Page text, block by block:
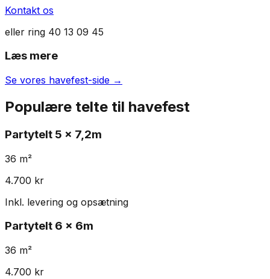
Kontakt os
eller ring 40 13 09 45
Læs mere
Se vores havefest-side →
Populære telte til havefest
Partytelt 5 x 7,2m
36 m²
4.700 kr
Inkl. levering og opsætning
Partytelt 6 x 6m
36 m²
4.700 kr